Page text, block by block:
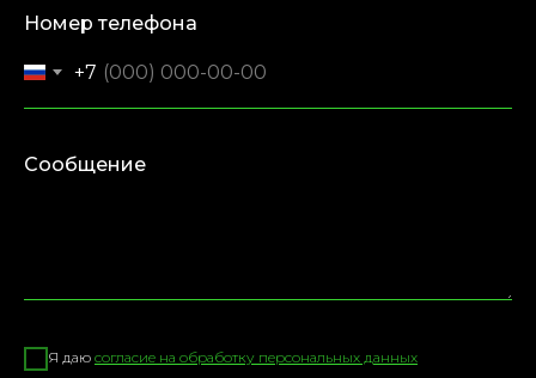
Номер телефона
+7
Сообщение
Я даю согласие на обработку персональных данных